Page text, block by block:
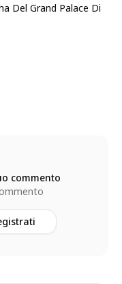
Del Grand Palace Di
commento